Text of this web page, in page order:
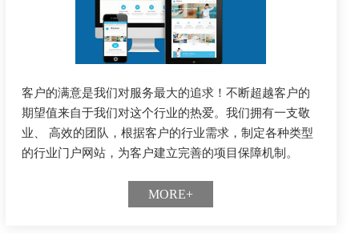
客户的满意是我们对服务最大的追求！不断超越客户的
期望值来自于我们对这个行业的热爱。我们拥有一支敬
业、 高效的团队，根据客户的行业需求，制定各种类型
的行业门户网站，为客户建立完善的项目保障机制。
MORE+